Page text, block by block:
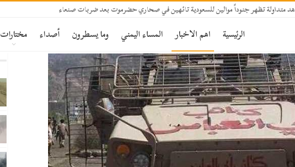
متداولة تظهر جنوداً موالين للسعودية تائهين في صحاري حضرموت بعد ضربات صنعاء
الرئيسية اهم الاخبار المساء اليمني وما يسطرون أصداء مختارات